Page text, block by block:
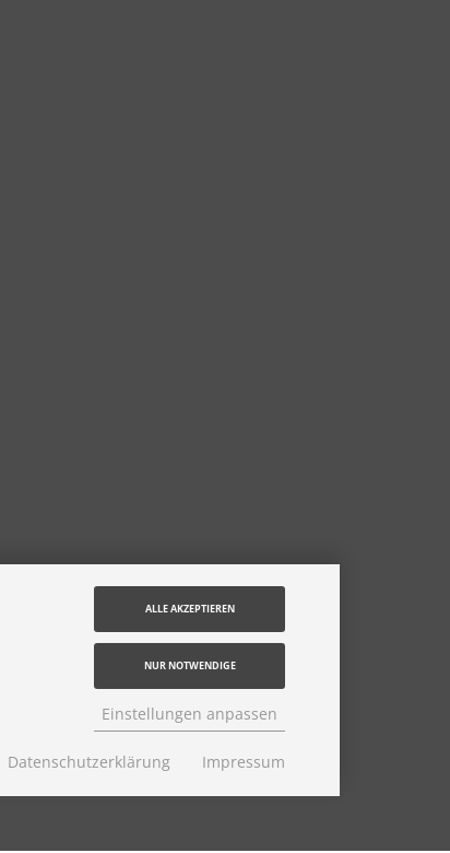
ALLE AKZEPTIEREN
NUR NOTWENDIGE
Einstellungen anpassen
Datenschutzerklärung Impressum